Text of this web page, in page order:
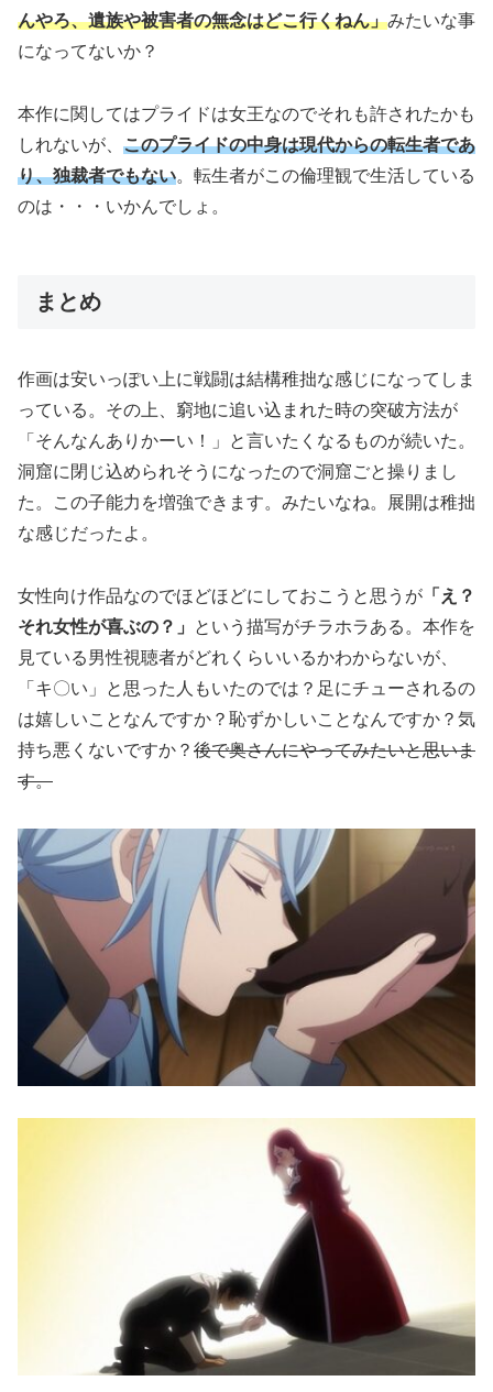
んやろ、遺族や被害者の無念はどこ行くねん」みたいな事
になってないか？
本作に関してはプライドは女王なのでそれも許されたかも
しれないが、 このプライドの中身は現代からの転生者であ
り、独裁者でもない。転生者がこの倫理観で生活している
のは・・・いかんでしょ。
まとめ
作画は安いっぽい上に戦闘は結構稚拙な感じになってしま
っている。その上、窮地に追い込まれた時の突破方法が
「そんなんありかーい！」と言いたくなるものが続いた。
洞窟に閉じ込められそうになったので洞窟ごと操りまし
た。この子能力を増強できます。みたいなね。展開は稚拙
な感じだったよ。
女性向け作品なのでほどほどにしておこうと思うが 「え？
それ女性が喜ぶの？」
という描写がチラホラある。本作を
見ている男性視聴者がどれくらいいるかわからないが、
「キ〇い」と思った人もいたのでは？足にチューされるの
は嬉しいことなんですか？恥ずかしいことなんですか？気
持ち悪くないですか？ 後で奥さんにやってみたいと思いま
す。